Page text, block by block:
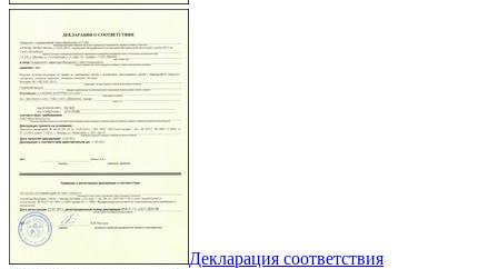
Декларация соответствия